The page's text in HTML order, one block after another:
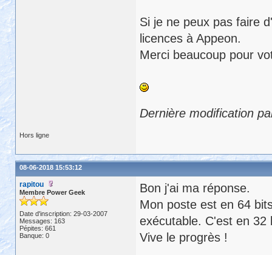
Si je ne peux pas faire
licences à Appeon.
Merci beaucoup pour
Dernière modification
Hors ligne
08-06-2018 15:53:12
rapitou
Membre Power Geek
Date d'inscription: 29-03-2007
Messages: 163
Pépites: 661
Banque: 0
Bon j'ai ma réponse.
Mon poste est en 64
exécutable. C'est en 32
Vive le progrès !